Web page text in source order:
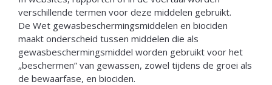
verschillende termen voor deze middelen gebruikt.
De Wet gewasbeschermingsmiddelen en biociden
maakt onderscheid tussen middelen die als
gewasbeschermingsmiddel worden gebruikt voor het
„beschermen” van gewassen, zowel tijdens de groei als
de bewaarfase, en biociden.